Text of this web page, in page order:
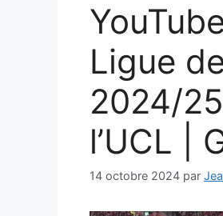
Ligue
2024/
l’UCL |
14 octobre 2024 par